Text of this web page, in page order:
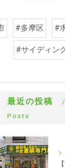
#多摩区 #
#サイディン
最近の投稿
Posts